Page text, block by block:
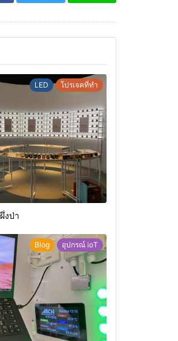
LED โปรเจคที่ทำ
งป่า
Blog อุปกรณ์ ioT